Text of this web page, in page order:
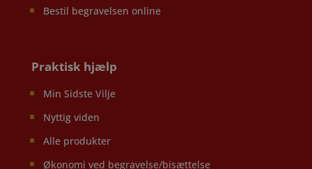
Bestil begravelsen online
Praktisk hjælp
Min Sidste Vilje
Nyttig viden
Alle produkter
Økonomi ved begravelse/bisættelse